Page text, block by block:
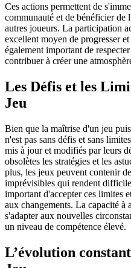
Ces actions permettent de
communauté et de bénéficier de
autres joueurs. La participation
excellent moyen de progresser
également important de
contribuer à créer une
Les Défis et les
Jeu
Bien que la maîtrise d'un jeu
n'est pas sans défis et sans
mis à jour et modifiés par leurs
obsolètes les stratégies et les
plus, les jeux peuvent contenir
imprévisibles qui rendent
important d'accepter ces limites
aux changements. La capacité à
s'adapter aux nouvelles
un niveau de compétence élevé.
L’évolution